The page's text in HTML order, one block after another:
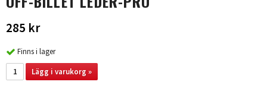
285 kr
Finns i lager
Lägg i varukorg »